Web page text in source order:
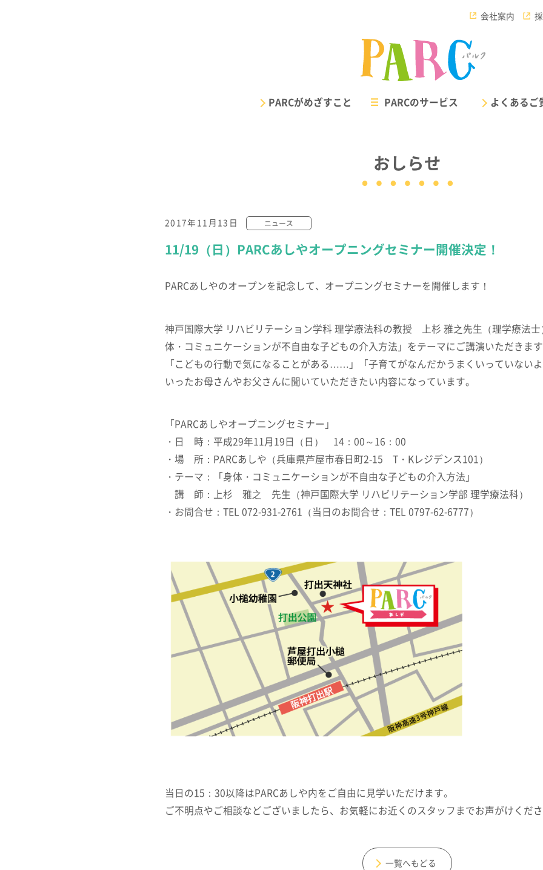
PARCがめざすこと PARCのサービス
保育所等訪問支援・居宅訪問型児童発達支援
児童発達支援・放課後等デイサービス
短期入所（ショートステイ）施設
よくあるご
会社案内
おしらせ
2017年11月13日 ニュース
11/19（日）PARCあしやオープニングセミナー開催決定！
PARCあしやのオープンを記念して、オープニングセミナーを開催します！
神戸国際大学 リハビリテーション学科 理学療法科の教授 上杉 雅之先生（理学療法
体・コミュニケーションが不自由な子どもの介入方法」をテーマにご講演いただきま
「こどもの行動で気になることがある……」「子育てがなんだかうまくいっていな
いったお母さんやお父さんに聞いていただきたい内容になっています。
「PARCあしやオープニングセミナー」
・日 時：平成29年11月19日（日） 14：00～16：00
・場 所：PARCあしや（兵庫県芦屋市春日町2-15 T・Kレジデンス101）
・テーマ：「身体・コミュニケーションが不自由な子どもの介入方法」
講 師：上杉 雅之 先生（神戸国際大学 リハビリテーション学部 理学療法科）
・お問合せ：TEL 072-931-2761（当日のお問合せ：TEL 0797-62-6777）
当日の15：30以降はPARCあしや内をご自由に見学いただけます。
ご不明点やご相談などございましたら、お気軽にお近くのスタッフまでお声がけくだ
一覧へもどる